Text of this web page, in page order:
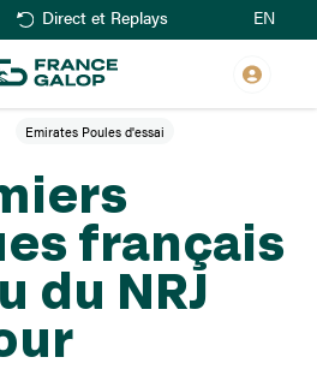
Aller
au
contenu
principal
Direct et Replays EN
français
du NRJ
Emirates Poules d'essai